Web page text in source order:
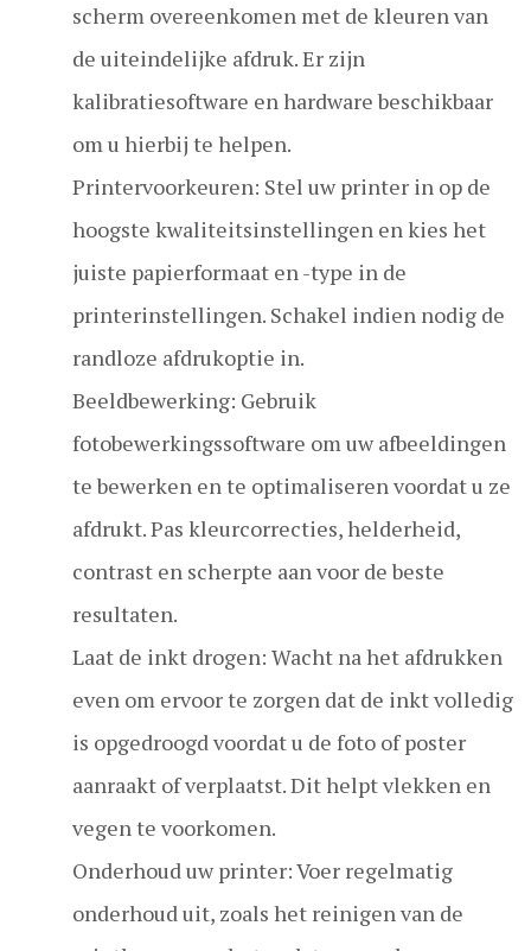
scherm overeenkomen met de kleuren van
de uiteindelijke afdruk. Er zijn
kalibratiesoftware en hardware beschikbaar
om u hierbij te helpen.
Printervoorkeuren: Stel uw printer in op de
hoogste kwaliteitsinstellingen en kies het
juiste papierformaat en -type in de
printerinstellingen. Schakel indien nodig de
randloze afdrukoptie in.
Beeldbewerking: Gebruik
fotobewerkingssoftware om uw afbeeldingen
te bewerken en te optimaliseren voordat u ze
afdrukt. Pas kleurcorrecties, helderheid,
contrast en scherpte aan voor de beste
resultaten.
Laat de inkt drogen: Wacht na het afdrukken
even om ervoor te zorgen dat de inkt volledig
is opgedroogd voordat u de foto of poster
aanraakt of verplaatst. Dit helpt vlekken en
vegen te voorkomen.
Onderhoud uw printer: Voer regelmatig
onderhoud uit, zoals het reinigen van de